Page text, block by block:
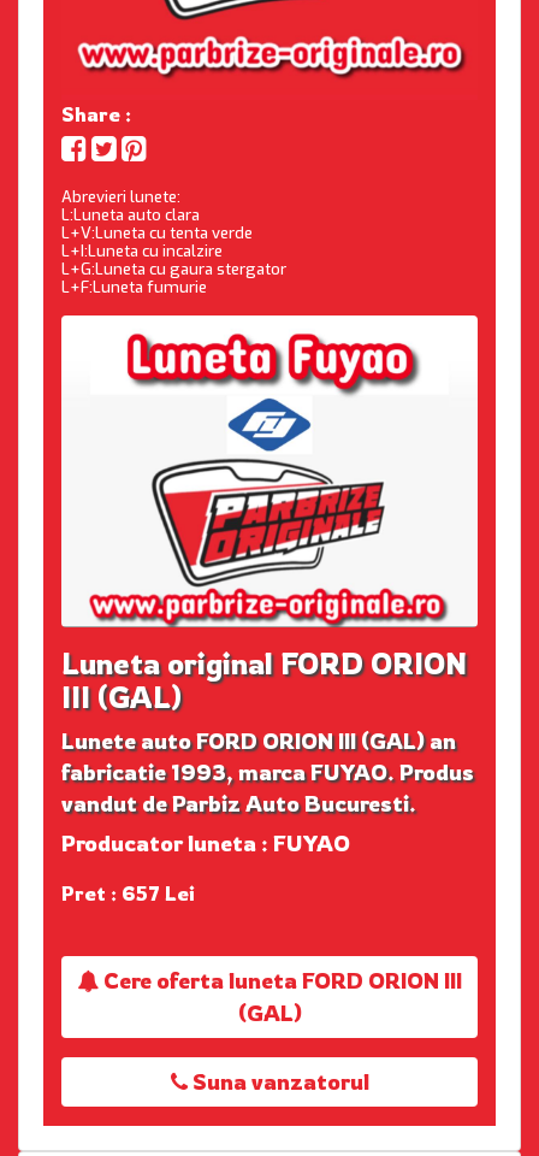
Share :
Abrevieri lunete:
L:Luneta auto clara
L+V:Luneta cu tenta verde
L+I:Luneta cu incalzire
L+G:Luneta cu gaura stergator
L+F:Luneta fumurie
Luneta original FORD ORION
III (GAL)
Lunete auto FORD ORION III (GAL) an
fabricatie 1993, marca FUYAO. Produs
vandut de Parbiz Auto Bucuresti.
Producator luneta : FUYAO
Pret : 657 Lei
Cere oferta luneta FORD ORION III
(GAL)
Suna vanzatorul